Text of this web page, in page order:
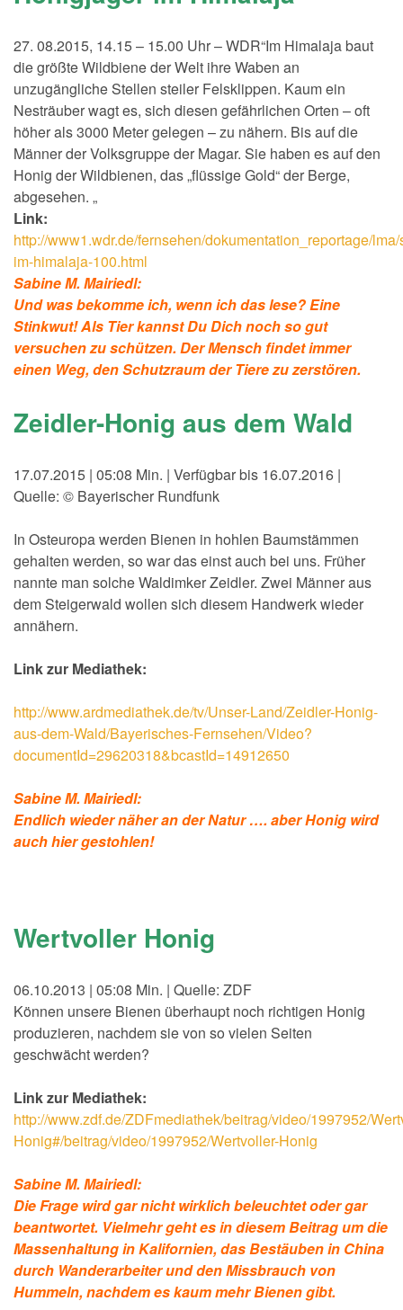
27. 08.2015, 14.15 – 15.00 Uhr – WDR“Im Himalaja baut
die größte Wildbiene der Welt ihre Waben an
unzugängliche Stellen steiler Felsklippen. Kaum ein
Nesträuber wagt es, sich diesen gefährlichen Orten – oft
höher als 3000 Meter gelegen – zu nähern. Bis auf die
Männer der Volksgruppe der Magar. Sie haben es auf den
Honig der Wildbienen, das „flüssige Gold“ der Berge,
abgesehen. „
Link:
http://www1.wdr.de/fernsehen/dokumentation_reportage/
im-himalaja-100.html
Sabine M. Mairiedl:
Und was bekomme ich, wenn ich das lese? Eine
Stinkwut! Als Tier kannst Du Dich noch so gut
versuchen zu schützen. Der Mensch findet immer
einen Weg, den Schutzraum der Tiere zu zerstören.
Zeidler-Honig aus dem Wald
17.07.2015 | 05:08 Min. | Verfügbar bis 16.07.2016 |
Quelle: © Bayerischer Rundfunk
In Osteuropa werden Bienen in hohlen Baumstämmen
gehalten werden, so war das einst auch bei uns. Früher
nannte man solche Waldimker Zeidler. Zwei Männer aus
dem Steigerwald wollen sich diesem Handwerk wieder
annähern.
Link zur Mediathek:
http://www.ardmediathek.de/tv/Unser-Land/Zeidler-Honig-
aus-dem-Wald/Bayerisches-Fernsehen/Video?
documentId=29620318&bcastId=14912650
Sabine M. Mairiedl:
Endlich wieder näher an der Natur …. aber Honig wird
auch hier gestohlen!
Wertvoller Honig
06.10.2013 | 05:08 Min. | Quelle: ZDF
Können unsere Bienen überhaupt noch richtigen Honig
produzieren, nachdem sie von so vielen Seiten
geschwächt werden?
Link zur Mediathek:
http://www.zdf.de/ZDFmediathek/beitrag/video/1997952/
Honig#/beitrag/video/1997952/Wertvoller-Honig
Sabine M. Mairiedl:
Die Frage wird gar nicht wirklich beleuchtet oder gar
beantwortet. Vielmehr geht es in diesem Beitrag um die
Massenhaltung in Kalifornien, das Bestäuben in China
durch Wanderarbeiter und den Missbrauch von
Hummeln, nachdem es kaum mehr Bienen gibt.